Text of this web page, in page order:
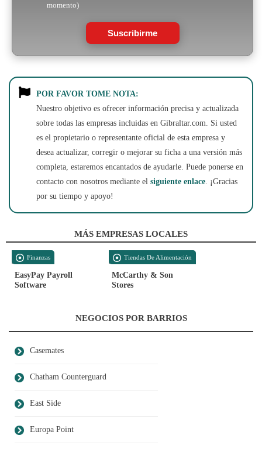
momento)
Suscribirme
POR FAVOR TOME NOTA:
Nuestro objetivo es ofrecer información precisa y actualizada
sobre todas las empresas incluidas en Gibraltar.com. Si usted
es el propietario o representante oficial de esta empresa y
desea actualizar, corregir o mejorar su ficha a una versión más
completa, estaremos encantados de ayudarle. Puede ponerse en
contacto con nosotros mediante el siguiente enlace. ¡Gracias
por su tiempo y apoyo!
MÁS EMPRESAS LOCALES
Finanzas
EasyPay Payroll
Software
Tiendas De Alimentación
McCarthy & Son
Stores
NEGOCIOS POR BARRIOS
Casemates
Chatham Counterguard
East Side
Europa Point